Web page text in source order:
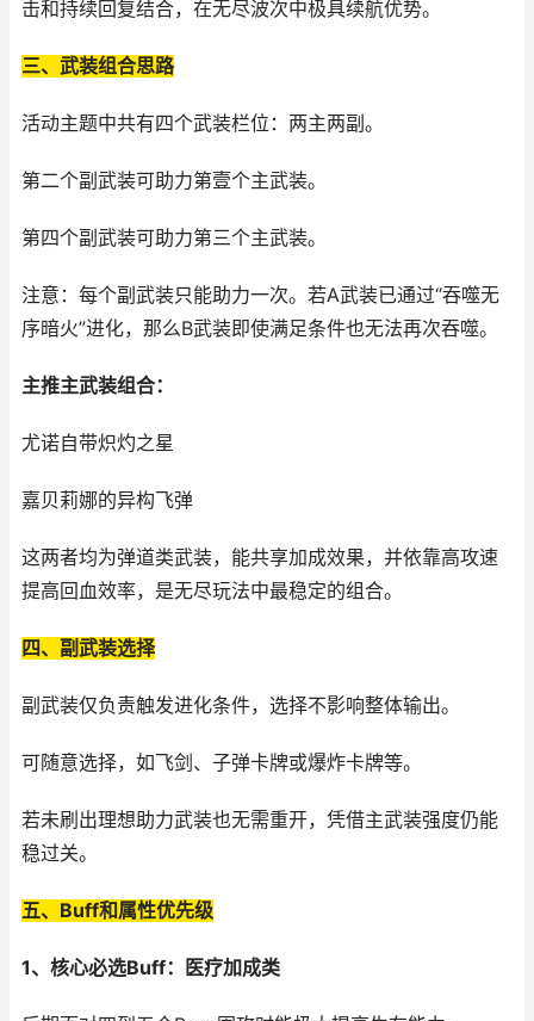
击和持续回复结合，在无尽波次中极具续航优势。
三、武装组合思路
活动主题中共有四个武装栏位：两主两副。
第二个副武装可助力第壹个主武装。
第四个副武装可助力第三个主武装。
注意：每个副武装只能助力一次。若A武装已通过“吞噬无
序暗火”进化，那么B武装即使满足条件也无法再次吞噬。
主推主武装组合：
尤诺自带炽灼之星
嘉贝莉娜的异构飞弹
这两者均为弹道类武装，能共享加成效果，并依靠高攻速
提高回血效率，是无尽玩法中最稳定的组合。
四、副武装选择
副武装仅负责触发进化条件，选择不影响整体输出。
可随意选择，如飞剑、子弹卡牌或爆炸卡牌等。
若未刷出理想助力武装也无需重开，凭借主武装强度仍能
稳过关。
五、Buff和属性优先级
1、核心必选Buff：医疗加成类